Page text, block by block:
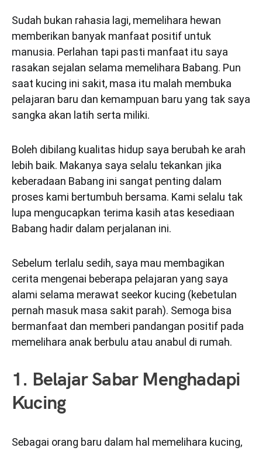
Sudah bukan rahasia lagi, memelihara hewan
memberikan banyak manfaat positif untuk
manusia. Perlahan tapi pasti manfaat itu saya
rasakan sejalan selama memelihara Babang. Pun
saat kucing ini sakit, masa itu malah membuka
pelajaran baru dan kemampuan baru yang tak saya
sangka akan latih serta miliki.
Boleh dibilang kualitas hidup saya berubah ke arah
lebih baik. Makanya saya selalu tekankan jika
keberadaan Babang ini sangat penting dalam
proses kami bertumbuh bersama. Kami selalu tak
lupa mengucapkan terima kasih atas kesediaan
Babang hadir dalam perjalanan ini.
Sebelum terlalu sedih, saya mau membagikan
cerita mengenai beberapa pelajaran yang saya
alami selama merawat seekor kucing (kebetulan
pernah masuk masa sakit parah). Semoga bisa
bermanfaat dan memberi pandangan positif pada
memelihara anak berbulu atau anabul di rumah.
1. Belajar Sabar Menghadapi
Kucing
Sebagai orang baru dalam hal memelihara kucing,